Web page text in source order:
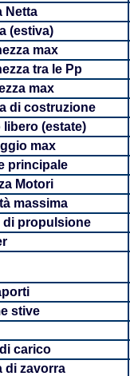
Netta
(estiva)
max
tra le Pp
max
di costruzione
libero (estate)
max
principale
Motori
massima
di propulsione
stive
carico
di zavorra